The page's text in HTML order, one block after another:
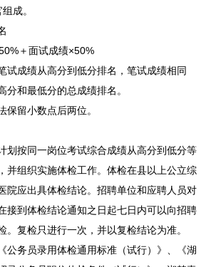
成。
＋面试成绩×50%
试成绩从高分到低分排名，笔试成绩相同
分和最低分的总成绩排名。
保留小数点后两位。
划按同一岗位考试综合成绩从高分到低分等
并组织实施体检工作。体检在县以上公立综
院应出具体检结论。招聘单位和应聘人员对
接到体检结论通知之日起七日内可以向招聘
。复检只进行一次，并以复检结论为准。
公务员录用体检通用标准（试行）》、《湖